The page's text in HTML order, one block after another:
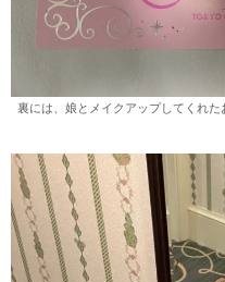
裏には、娘とメイクアップしてくれ